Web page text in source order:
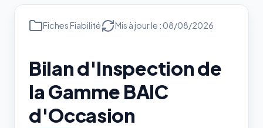
Fiches Fiabilité Mis à jour le : 08/08/2026
Bilan d'Inspection de
la Gamme BAIC
d'Occasion